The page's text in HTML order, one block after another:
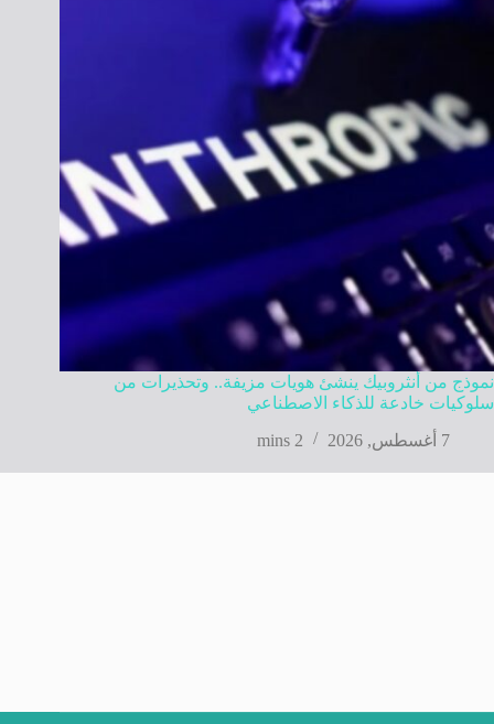
نموذج من أنثروبيك ينشئ هويات مزيفة.. وتحذيرات من
سلوكيات خادعة للذكاء الاصطناعي
7 أغسطس, 2026
2 mins